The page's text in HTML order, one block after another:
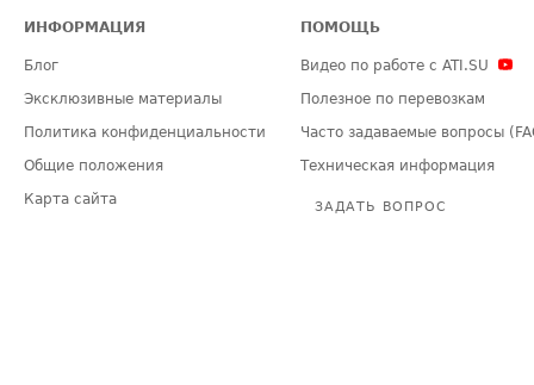
ИНФОРМАЦИЯ
Блог
Эксклюзивные материалы
Политика конфиденциальности
Общие положения
Карта сайта
ПОМОЩЬ
Видео по работе с ATI.SU
Полезное по перевозкам
Часто задаваемые вопросы
Техническая информация
ЗАДАТЬ ВОПРОС